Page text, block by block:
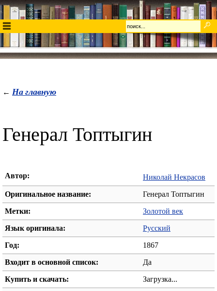
← На главную
Генерал Топтыгин
Автор: Николай Некрасов
Оригинальное название: Генерал Топтыгин
Метки: Золотой век
Язык оригинала: Русский
Год: 1867
Входит в основной список: Да
Купить и скачать: Загрузка...